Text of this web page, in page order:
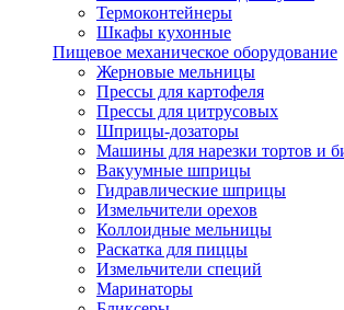
Термоконтейнеры
Шкафы кухонные
Пищевое механическое оборудование
Жерновые мельницы
Прессы для картофеля
Прессы для цитрусовых
Шприцы-дозаторы
Машины для нарезки тортов и
Вакуумные шприцы
Гидравлические шприцы
Измельчители орехов
Коллоидные мельницы
Раскатка для пиццы
Измельчители специй
Маринаторы